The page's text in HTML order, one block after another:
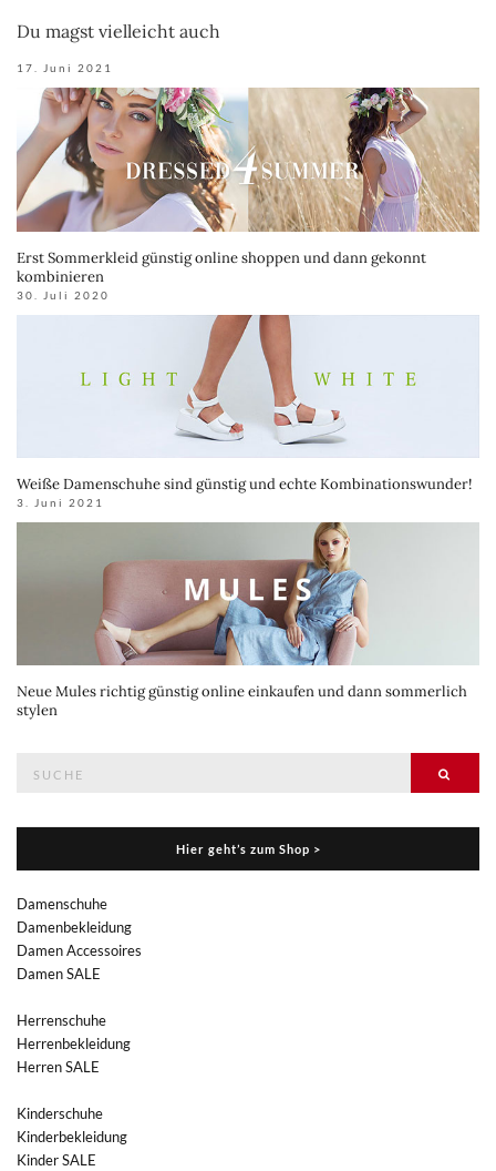
Du magst vielleicht auch
17. Juni 2021
Erst Sommerkleid günstig online shoppen und dann gekonnt
kombinieren
30. Juli 2020
Weiße Damenschuhe sind günstig und echte Kombinationswunder!
3. Juni 2021
Neue Mules richtig günstig online einkaufen und dann sommerlich
stylen
Hier geht’s zum Shop >
Damenschuhe
Damenbekleidung
Damen Accessoires
Damen SALE
Herrenschuhe
Herrenbekleidung
Herren SALE
Kinderschuhe
Kinderbekleidung
Kinder SALE